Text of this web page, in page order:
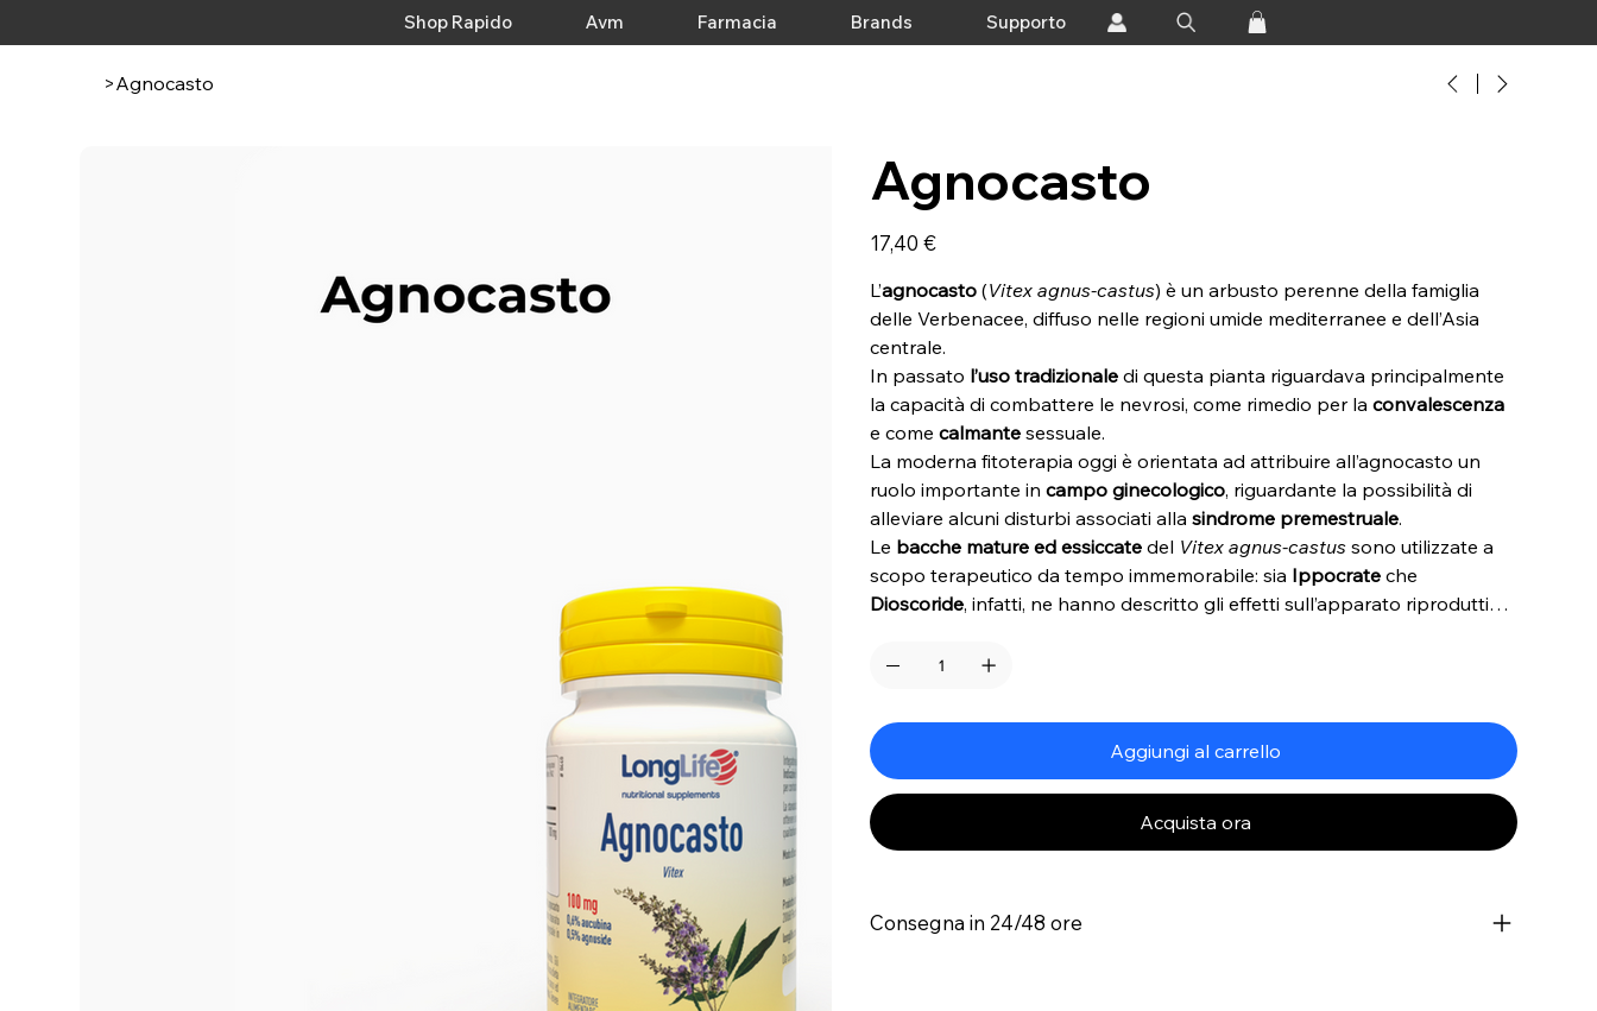
Shop Rapido Avm Farmacia Brands Supporto
>Agnocasto
Agnocasto
Prezzo
17,40 €
L’agnocasto (Vitex agnus-castus) è un arbusto perenne della famiglia
delle Verbenacee, diffuso nelle regioni umide mediterranee e dell’Asia
centrale.
In passato l’uso tradizionale di questa pianta riguardava principalmente
la capacità di combattere le nevrosi, come rimedio per laconvalescenza
e comecalmante sessuale.
La moderna fitoterapia oggi è orientata ad attribuire all’agnocasto un
ruolo importante incampo ginecologico, riguardante la possibilità di
alleviare alcuni disturbi associati allasindrome premestruale.
Le bacche mature ed essiccate del Vitex agnus-castussono utilizzate a
scopo terapeutico da tempo immemorabile: sia Ippocrate che
Dioscoride, infatti, ne hanno descritto gli effetti sull’apparato riproduttivo
Aggiungi al carrello
Acquista ora
Consegna in 24/48 ore